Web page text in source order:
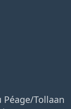
Tollaan